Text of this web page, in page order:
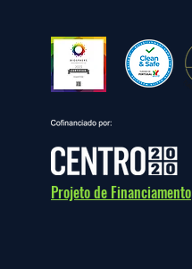
Projeto de Financiamento